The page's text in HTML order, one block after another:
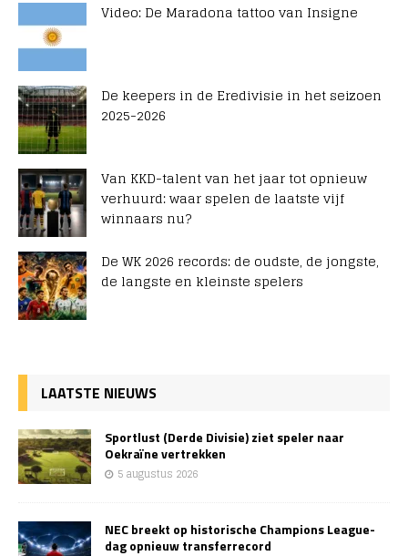
Video: De Maradona tattoo van Insigne
De keepers in de Eredivisie in het seizoen
2025-2026
Van KKD-talent van het jaar tot opnieuw
verhuurd: waar spelen de laatste vijf
winnaars nu?
De WK 2026 records: de oudste, de jongste,
de langste en kleinste spelers
LAATSTE NIEUWS
Sportlust (Derde Divisie) ziet speler naar
Oekraïne vertrekken
5 augustus 2026
NEC breekt op historische Champions League-
dag opnieuw transferrecord